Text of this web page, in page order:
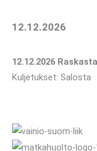
12.12.2026
12.12.2026
Kuljetukset: Salosta